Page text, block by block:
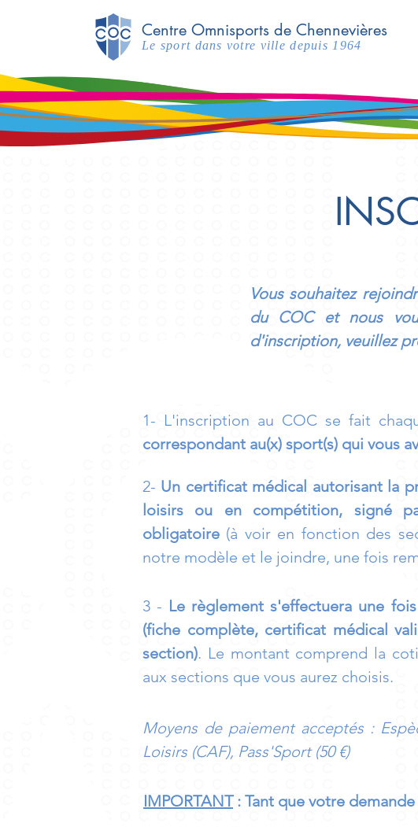
Centre Omnisports de Chennevières
Le sport dans votre ville depuis 1964
Vous souhaitez
du COC et nous
d'inscription, veuillez
1- L'inscription au COC se fait
correspondant au(x) sport(s) qui vous
2- Un certificat médical autorisant la
loisirs ou en compétition, signé
obligatoire (à voir en fonction des
notre modèle et le joindre, une fois
3 - Le règlements'effectuera une
(fiche complète, certificat médical
section). Le montant comprend la
aux sections que vous aurez choisis.
Moyens de paiement acceptés :
Loisirs (CAF), Pass'Sport (50 €)
IMPORTANT: Tant que votre